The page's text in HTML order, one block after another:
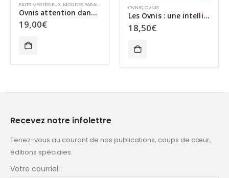
FAITS MYSTÉRIEUX, MONDES PARALLÈLES
Ovnis attention danger !
19,00€
OVNIS,OVNIS
Les Ovnis : une intelligence artificielle !
18,50€
Recevez notre infolettre
Tenez-vous au courant de nos publications, coups de cœur,
éditions spéciales.
Votre courriel :